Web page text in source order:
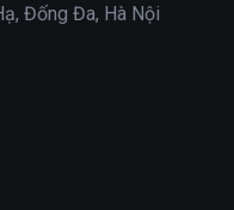
Đống Đa, Hà Nội